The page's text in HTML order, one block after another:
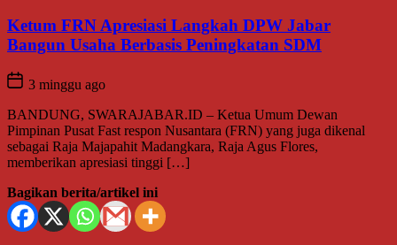
Ketum FRN Apresiasi Langkah DPW Jabar
Bangun Usaha Berbasis Peningkatan SDM
3 minggu ago
BANDUNG, SWARAJABAR.ID – Ketua Umum Dewan
Pimpinan Pusat Fast respon Nusantara (FRN) yang juga dikenal
sebagai Raja Majapahit Madangkara, Raja Agus Flores,
memberikan apresiasi tinggi […]
Bagikan berita/artikel ini